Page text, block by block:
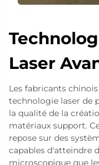
Laser
Les fabricants
technologie laser de
la qualité de la
matériaux support.
repose sur des
capables d'atteindre
microscopique que